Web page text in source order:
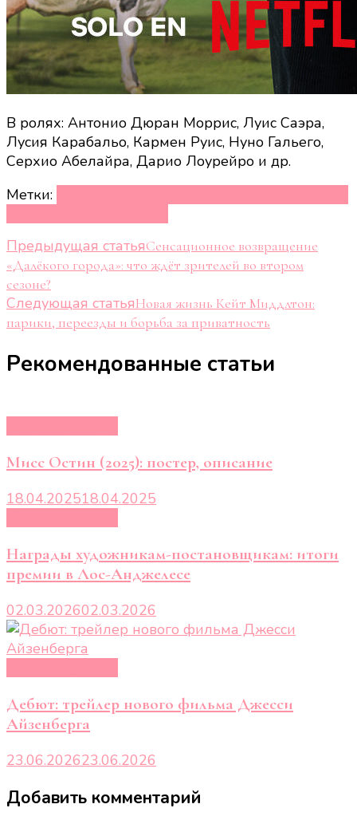
В ролях: Антонио Дюран Моррис, Луис Саэра,
Лусия Карабальо, Кармен Руис, Нуно Гальего,
Серхио Абелайра, Дарио Лоурейро и др.
Метки:
Навигация
по
записям
Предыдущая статьяСенсационное возвращение
«Далёкого города»: что ждёт зрителей во втором
сезоне?
Следующая статьяНовая жизнь Кейт Миддлтон:
парики, переезды и борьба за приватность
Рекомендованные статьи
Мисс Остин (2025): постер, описание
18.04.202518.04.2025
Награды художникам-постановщикам: итоги
премии в Лос-Анджелесе
02.03.202602.03.2026
Дебют: трейлер нового фильма Джесси
Айзенберга
23.06.202623.06.2026
Добавить комментарий